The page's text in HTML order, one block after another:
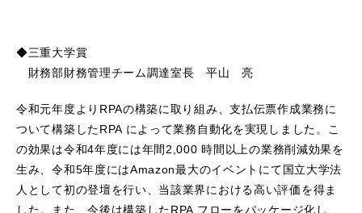
◆三重大学賞
財務部財務管理チーム調達室長 平山 亮
令和元年度よりRPAの構築に取り組み、支払伝票作成業務に
ついて構築したRPA によって業務自動化を実現しました。こ
の効果は令和4年度には年間2,000 時間以上の業務削減効果を
生み、令和5年度にはAmazon最大のイベントにて国立大学法
人として初の登壇を行い、当該業界における高い評価を得ま
した。また、今後は構築したRPA フローをパッケージ化し、